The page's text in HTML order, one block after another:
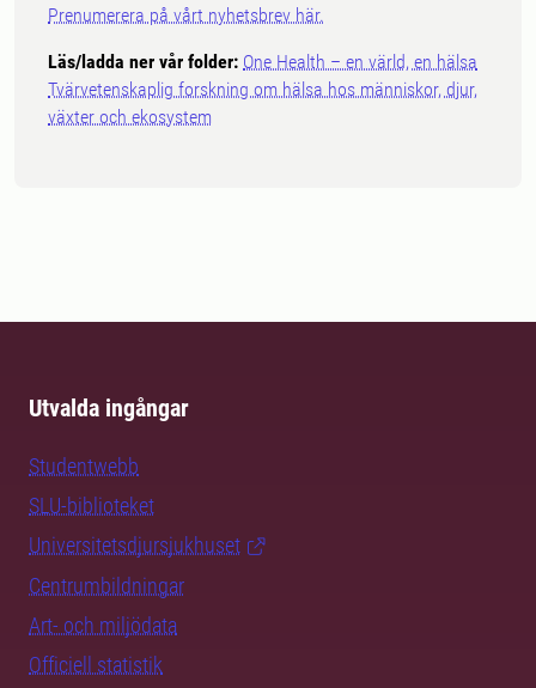
Prenumerera på vårt nyhetsbrev här.
Läs/ladda ner vår folder: One Health – en värld, en hälsa
Tvärvetenskaplig forskning om hälsa hos människor, djur,
växter och ekosystem
Utvalda ingångar
Studentwebb
SLU-biblioteket
Universitetsdjursjukhuset
Centrumbildningar
Art- och miljödata
Officiell statistik